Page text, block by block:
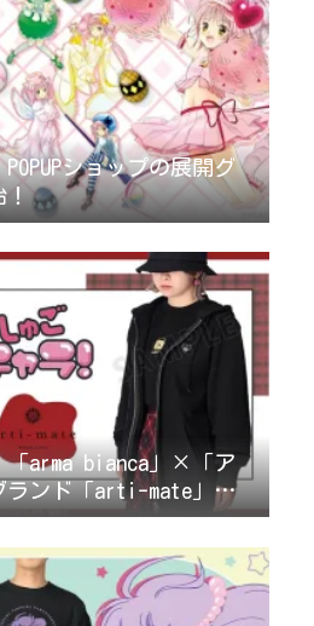
ショップの展開グ
！
「arma bianca」×「ア
ランド「arti-mate」に
ル、雑貨の販売が決